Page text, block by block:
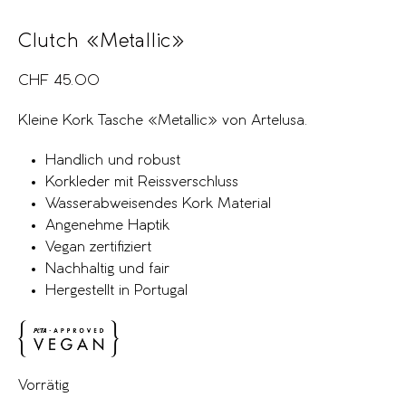
Clutch «Metallic»
CHF 45.00
Kleine Kork Tasche «Metallic» von Artelusa.
Handlich und robust
Korkleder mit Reissverschluss
Wasserabweisendes Kork Material
Angenehme Haptik
Vegan zertifiziert
Nachhaltig und fair
Hergestellt in Portugal
Vorrätig